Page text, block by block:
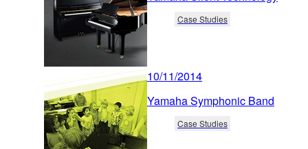
Case Studies
10/11/2014
Yamaha Symphonic Band
Case Studies